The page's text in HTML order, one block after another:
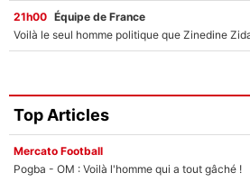
21h00 Équipe de France
Top Articles
Mercato Football
Pogba - OM : Voilà l'homme qui a tout gâché !